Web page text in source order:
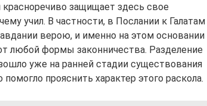
защищает здесь свое
учил. В частности, в Послании к Галатам
верою, и именно на этом основании
любой формы законничества. Разделение
уже на ранней стадии существования
прояснить характер этого раскола.